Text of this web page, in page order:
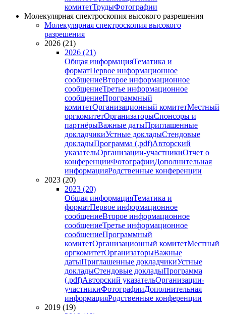
комитетТрудыФотографии
Молекулярная спектроскопия высокого разрешения
Молекулярная спектроскопия высокого
разрешения
2026 (21)
2026 (21)
Общая информацияТематика и
форматПервое информационное
сообщениеВторое информационное
сообщениеТретье информационное
сообщениеПрограммный
комитетОрганизационный комитетМестный
оргкомитетОрганизаторыСпонсоры и
партнёрыВажные датыПриглашенные
докладчикиУстные докладыСтендовые
докладыПрограмма (.pdf)Авторский
указательОрганизации-участникиОтчет о
конференцииФотографииДополнительная
информацияРодственные конференции
2023 (20)
2023 (20)
Общая информацияТематика и
форматПервое информационное
сообщениеВторое информационное
сообщениеТретье информационное
сообщениеПрограммный
комитетОрганизационный комитетМестный
оргкомитетОрганизаторыВажные
датыПриглашенные докладчикиУстные
докладыСтендовые докладыПрограмма
(.pdf)Авторский указательОрганизации-
участникиФотографииДополнительная
информацияРодственные конференции
2019 (19)